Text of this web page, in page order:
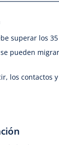
superar los
pueden
los contactos